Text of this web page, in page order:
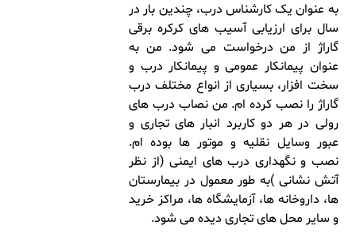
به عنوان یک کارشناس درب، چندین بار در
سال برای ارزیابی آسیب های کرکره برقی
گاراژ از من درخواست می شود. من به
عنوان پیمانکار عمومی و پیمانکار درب و
سخت افزار، بسیاری از انواع مختلف درب
گاراژ را نصب کرده ام. من نصاب درب های
رولی در هر دو کاربرد انبار های تجاری و
عبور وسایل نقلیه و موتور ها بوده ام.
نصب و نگهداری درب های ایمنی (از نظر
آتش نشانی )به طور معمول در بیمارستان
ها، داروخانه ها، آزمایشگاه ها، مراکز خرید
و سایر محل های تجاری دیده می شود.